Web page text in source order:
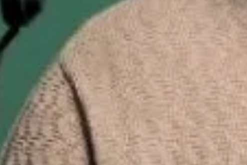
Una ventata di aria